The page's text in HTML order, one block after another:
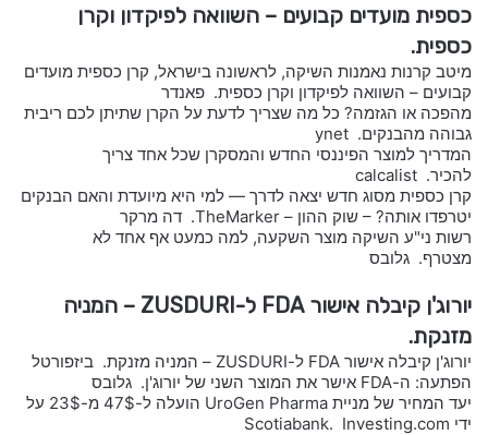
כספית מועדים קבועים – השוואה לפיקדון וקרן
כספית.
מיטב קרנות נאמנות השיקה, לראשונה בישראל, קרן כספית מועדים
קבועים – השוואה לפיקדון וקרן כספית. פאנדר
מהפכה או הגזמה? כל מה שצריך לדעת על הקרן שתיתן לכם ריבית
גבוהה מהבנקים. ynet
המדריך למוצר הפיננסי החדש והמסקרן שכל אחד צריך
להכיר. calcalist
קרן כספית מסוג חדש יצאה לדרך — למי היא מיועדת והאם הבנקים
יטרפדו אותה? – שוק ההון – TheMarker. דה מרקר
רשות ני"ע השיקה מוצר השקעה, למה כמעט אף אחד לא
מצטרף. גלובס
יורוג'ן קיבלה אישור FDA ל-ZUSDURI – המניה
מזנקת.
יורוג'ן קיבלה אישור FDA ל-ZUSDURI – המניה מזנקת. ביזפורטל
הפתעה: ה-FDA אישר את המוצר השני של יורוג'ן. גלובס
יעד המחיר של מניית UroGen Pharma הועלה ל-47$ מ-23$ על
ידי Scotiabank. Investing.com